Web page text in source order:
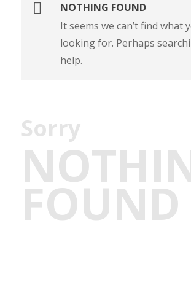
NOTHING FOUND
It seems we can’t find what
looking for. Perhaps
help.
Sorry
FOUND